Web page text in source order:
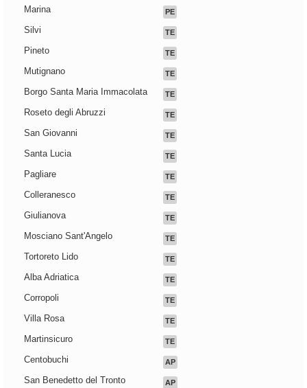
Marina PE
Silvi TE
Pineto TE
Mutignano TE
Borgo Santa Maria Immacolata TE
Roseto degli Abruzzi TE
San Giovanni TE
Santa Lucia TE
Pagliare TE
Colleranesco TE
Giulianova TE
Mosciano Sant'Angelo TE
Tortoreto Lido TE
Alba Adriatica TE
Corropoli TE
Villa Rosa TE
Martinsicuro TE
Centobuchi AP
San Benedetto del Tronto AP